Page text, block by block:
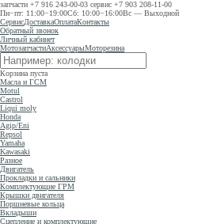
запчасти +7 916 243-00-03 сервис +7 903 208-11-00
Пн−пт: 11:00−19:00Сб: 10:00−16:00Вс — Выходной
СервисДоставкаОплатаКонтакты
Обратный звонок
Личный кабинет
МотозапчастиАксессуарыМоторезина
Корзина пуста
Масла и ГСМ
Motul
Castrol
Liqui moly
Honda
Agip/Eni
Repsol
Yamaha
Kawasaki
Разное
Двигатель
Прокладки и сальники
Комплектующие ГРМ
Крышки двигателя
Поршневые кольца
Вкладыши
Сцепление и комплектующие